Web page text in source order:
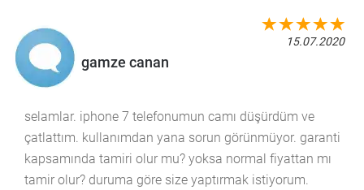
gamze canan
15.07.2020
selamlar. iphone 7 telefonumun camı düşürdüm ve
çatlattım. kullanımdan yana sorun görünmüyor. garanti
kapsamında tamiri olur mu? yoksa normal fiyattan mı
tamir olur? duruma göre size yaptırmak istiyorum.